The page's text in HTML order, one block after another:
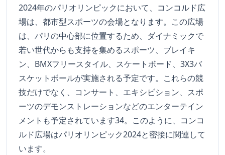
2024年のパリオリンピックにおいて、コンコルド広
場は、都市型スポーツの会場となります。この広場
は、パリの中心部に位置するため、ダイナミックで
若い世代からも支持を集めるスポーツ、ブレイキ
ン、BMXフリースタイル、スケートボード、3X3バ
スケットボールが実施される予定です。これらの競
技だけでなく、コンサート、エキシビション、スポ
ーツのデモンストレーションなどのエンターテイン
メントも予定されています34。このように、コンコ
ルド広場はパリオリンピック2024と密接に関連して
います。